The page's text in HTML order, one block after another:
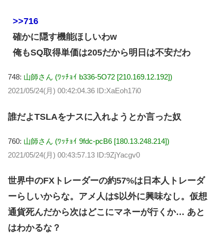
>>716
確かに隠す機能ほしいわw
俺もSQ取得単価は205だから明日は不安だわ
748: 山師さん (ﾜｯﾁｮｲ b336-5O72 [210.169.12.192])
2021/05/24(月) 00:42:04.36 ID:XaEoh17i0
誰だよTSLAをナスに入れようとか言った奴
760: 山師さん (ﾜｯﾁｮｲ 9fdc-pcB6 [180.13.248.214])
2021/05/24(月) 00:43:57.13 ID:9ZjYacgv0
世界中のFXトレーダーの約57%は日本人トレーダ
ーらしいからな。アメ人は$以外に興味なし。仮想
通貨死んだから次はどこにマネーが行くか… あと
はわかるな？